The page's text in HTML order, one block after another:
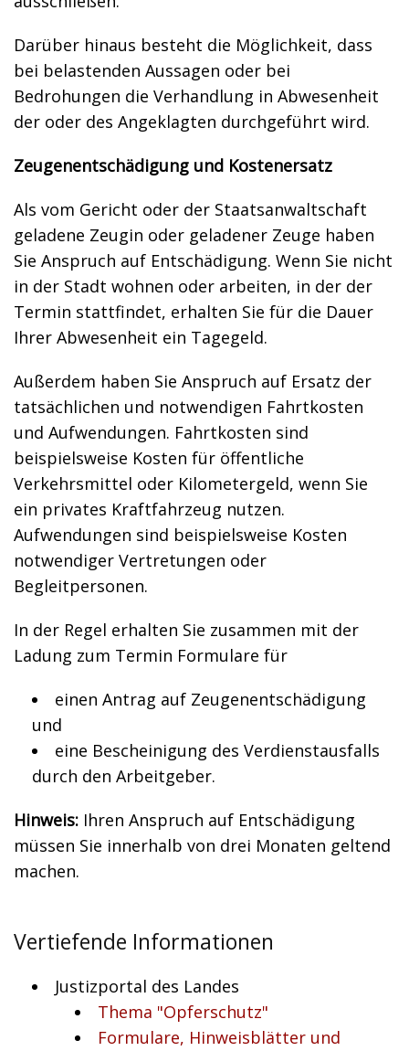
Darüber hinaus besteht die Möglichkeit, dass
bei belastenden Aussagen oder bei
Bedrohungen die Verhandlung in Abwesenheit
der oder des Angeklagten durchgeführt wird.
Zeugenentschädigung und Kostenersatz
Als vom Gericht oder der Staatsanwaltschaft
geladene Zeugin oder geladener Zeuge haben
Sie Anspruch auf Entschädigung. Wenn Sie nicht
in der Stadt wohnen oder arbeiten, in der der
Termin stattfindet, erhalten Sie für die Dauer
Ihrer Abwesenheit ein Tagegeld.
Außerdem haben Sie Anspruch auf Ersatz der
tatsächlichen und notwendigen Fahrtkosten
und Aufwendungen. Fahrtkosten sind
beispielsweise Kosten für öffentliche
Verkehrsmittel oder Kilometergeld, wenn Sie
ein privates Kraftfahrzeug nutzen.
Aufwendungen sind beispielsweise Kosten
notwendiger Vertretungen oder
Begleitpersonen.
In der Regel erhalten Sie zusammen mit der
Ladung zum Termin Formulare für
einen Antrag auf Zeugenentschädigung
und
eine Bescheinigung des Verdienstausfalls
durch den Arbeitgeber.
Hinweis: Ihren Anspruch auf Entschädigung
müssen Sie innerhalb von drei Monaten geltend
machen.
Vertiefende Informationen
Justizportal des Landes
Thema "Opferschutz"
Formulare, Hinweisblätter und